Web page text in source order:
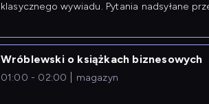
klasycznego wywiadu. Pytania nadsyłane
Wróblewski o książkach biznesowych
01:00 - 02:00 magazyn